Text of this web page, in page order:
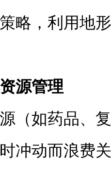
略，利用地
源管理
（如药品、
冲动而浪费